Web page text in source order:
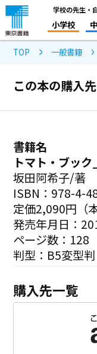
学校の先生・
小学校
TOP 一般書籍
この本の購入先
書籍名
トマト・ブッ
坂田阿希子/著
ISBN：978-4-
定価2,090円（
発売年月日：
ページ数：128
判型：B5変型判
購入先一覧